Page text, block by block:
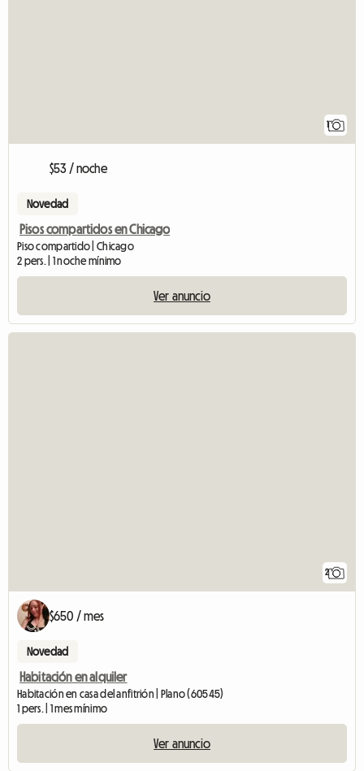
1
$53 / noche
Novedad
Pisos compartidos en Chicago
Piso compartido | Chicago
2 pers. | 1 noche mínimo
Ver anuncio
2
$650 / mes
Novedad
Habitación en alquiler
Habitación en casa del anfitrión | Plano (60545)
1 pers. | 1 mes mínimo
Ver anuncio